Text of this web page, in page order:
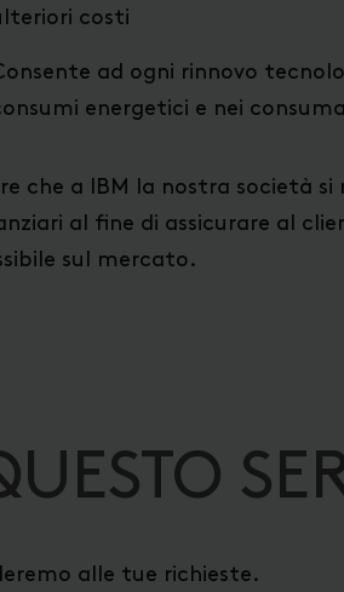
costi
ad ogni rinnovo
energetici e nei
che a IBM la nostra società
al fine di assicurare al
sul mercato.
alle tue richieste.